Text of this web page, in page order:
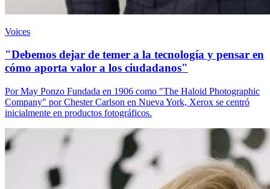
Voices
"Debemos dejar de temer a la tecnología y pensar en
cómo aporta valor a los ciudadanos"
Por May Ponzo Fundada en 1906 como "The Haloid Photographic
Company" por Chester Carlson en Nueva York, Xerox se centró
inicialmente en productos fotográficos.